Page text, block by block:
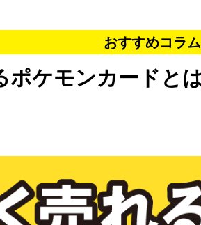
おすすめコラム
ポケモンカードと